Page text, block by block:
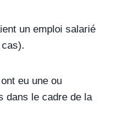
un emploi salarié
eu une ou
dans le cadre de la